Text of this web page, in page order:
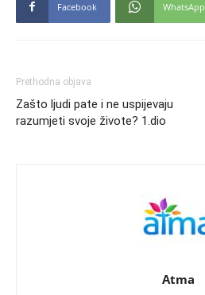
Facebook WhatsApp
Prethodna objava
Zašto ljudi pate i ne uspijevaju
razumjeti svoje živote? 1.dio
Atma